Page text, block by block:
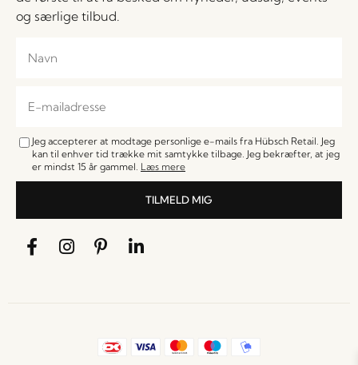
og særlige tilbud.
Jeg accepterer at modtage personlige e-mails fra Hübsch Retail. Jeg
kan til enhver tid trække mit samtykke tilbage. Jeg bekræfter, at jeg
er mindst 15 år gammel. Læs mere
TILMELD MIG